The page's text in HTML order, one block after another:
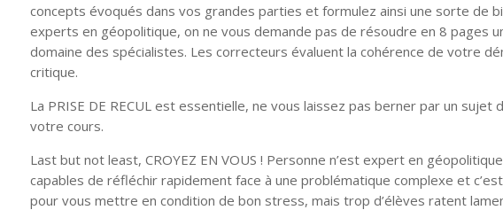
concepts évoqués dans vos grandes parties et formulez ainsi une sorte de
experts en géopolitique, on ne vous demande pas de résoudre en 8 pages
domaine des spécialistes. Les correcteurs évaluent la cohérence de votre
critique.
La PRISE DE RECUL est essentielle, ne vous laissez pas berner par un
votre cours.
Last but not least, CROYEZ EN VOUS ! Personne n’est expert en
capables de réfléchir rapidement face à une problématique complexe et
pour vous mettre en condition de bon stress, mais trop d’élèves ratent